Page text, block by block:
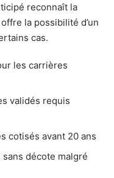
reconnaît la
la possibilité d’un
cas.
les carrières
validés requis
cotisés avant 20 ans
décote malgré